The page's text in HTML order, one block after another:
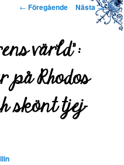
Inläggsnavigering
← Föregående Nästa→
värld”:
på Rhodos
skönt tjej-